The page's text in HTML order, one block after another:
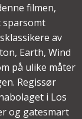
filmen,
sparsomt
av
Earth, Wind
på ulike måter
Regissør
i Los
og gatesmart